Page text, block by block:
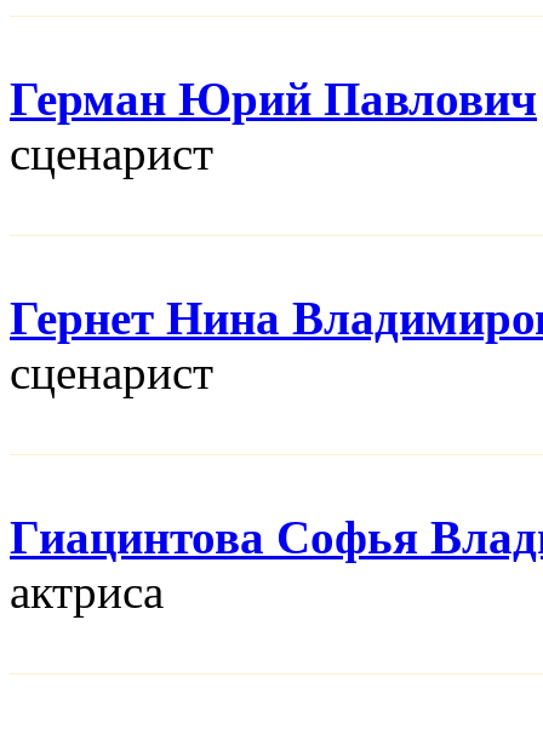
Герман Юрий Павлович
сценарист
Гернет Нина
сценарист
Гиацинтова Софья
актриса